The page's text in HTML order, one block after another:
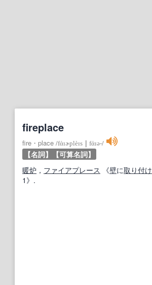
fireplace
fire・place /fάɪɚplèɪs fάɪə‐/
【名詞】
【可算名詞】
暖炉 ， ファイアプレース 《壁に取り付け
1》.